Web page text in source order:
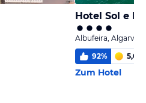
Hotel Sol e
Albufeira, Algarve
92% 5,0
Zum Hotel